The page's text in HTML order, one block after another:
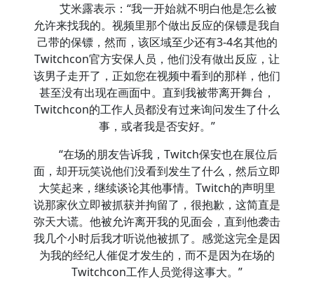
艾米露表示：“我一开始就不明白他是怎么被
允许来找我的。视频里那个做出反应的保镖是我自
己带的保镖，然而，该区域至少还有3-4名其他的
Twitchcon官方安保人员，他们没有做出反应，让
该男子走开了，正如您在视频中看到的那样，他们
甚至没有出现在画面中。直到我被带离开舞台，
Twitchcon的工作人员都没有过来询问发生了什么
事，或者我是否安好。”
“在场的朋友告诉我，Twitch保安也在展位后
面，却开玩笑说他们没看到发生了什么，然后立即
大笑起来，继续谈论其他事情。Twitch的声明里
说那家伙立即被抓获并拘留了，很抱歉，这简直是
弥天大谎。他被允许离开我的见面会，直到他袭击
我几个小时后我才听说他被抓了。感觉这完全是因
为我的经纪人催促才发生的，而不是因为在场的
Twitchcon工作人员觉得这事大。”